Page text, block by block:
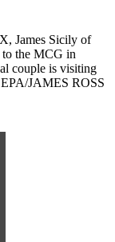
James Sicily of
the MCG in
couple is visiting
JAMES ROSS